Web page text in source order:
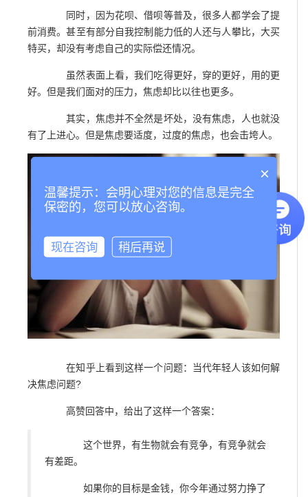
同时，因为花呗、借呗等普及，很多人都学会了提
前消费。甚至有部分自我控制能力低的人还与人攀比，大买
特买，却没有考虑自己的实际偿还情况。
虽然表面上看，我们吃得更好，穿的更好，用的更
好。但是我们面对的压力，焦虑却比以往也更多。
其实，焦虑并不全然是坏处，没有焦虑，人也就没
有了上进心。但是焦虑要适度，过度的焦虑，也会击垮人。
在知乎上看到这样一个问题：当代年轻人该如何解
决焦虑问题?
高赞回答中，给出了这样一个答案：
这个世界，有生物就会有竞争，有竞争就会
有差距。
如果你的目标是金钱，你今年通过努力挣了
×
温馨提示：会明心理对您的信息是完全
保密的，您可以放心咨询。
现在咨询 稍后再说